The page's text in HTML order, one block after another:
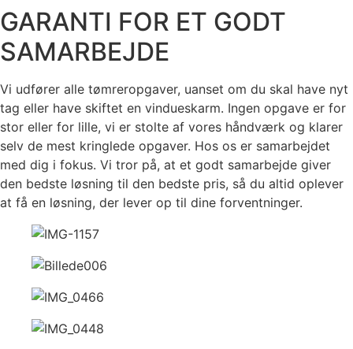
GARANTI FOR ET GODT
SAMARBEJDE
Vi udfører alle tømreropgaver, uanset om du skal have nyt
tag eller have skiftet en vindueskarm. Ingen opgave er for
stor eller for lille, vi er stolte af vores håndværk og klarer
selv de mest kringlede opgaver. Hos os er samarbejdet
med dig i fokus. Vi tror på, at et godt samarbejde giver
den bedste løsning til den bedste pris, så du altid oplever
at få en løsning, der lever op til dine forventninger.